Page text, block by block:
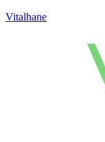
Vitalhane